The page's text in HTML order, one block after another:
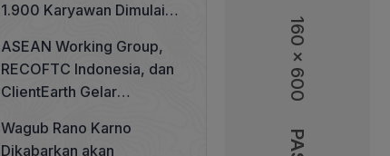
160 x 600
1.900 Karyawan Dimulai 5
ASEAN Working Group,
RECOFTC Indonesia, dan
ClientEarth Gelar
Memperkuat Tata Kelola
Wagub Rano Karno
Dikabarkan akan